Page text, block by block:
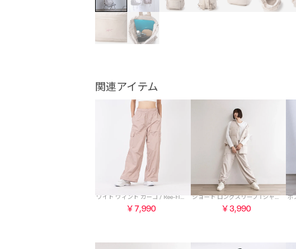
関連アイテム
￥7,990
ショート ロングスリーブ Tシャツ / Ree-FIT SHORT L/SW-TEE （ホワイト）
￥3,990